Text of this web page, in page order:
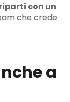
riparti con un
che crede
a